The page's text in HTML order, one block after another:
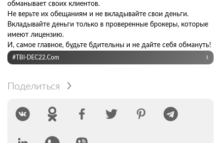
обманывает своих клиентов.
Не верьте их обещаниям и не вкладывайте свои деньги.
Вкладывайте деньги только в проверенные брокеры, которые
имеют лицензию.
И, самое главное, будьте бдительны и не дайте себя обмануть!
#TBI-DEC22.com 1
Поделиться